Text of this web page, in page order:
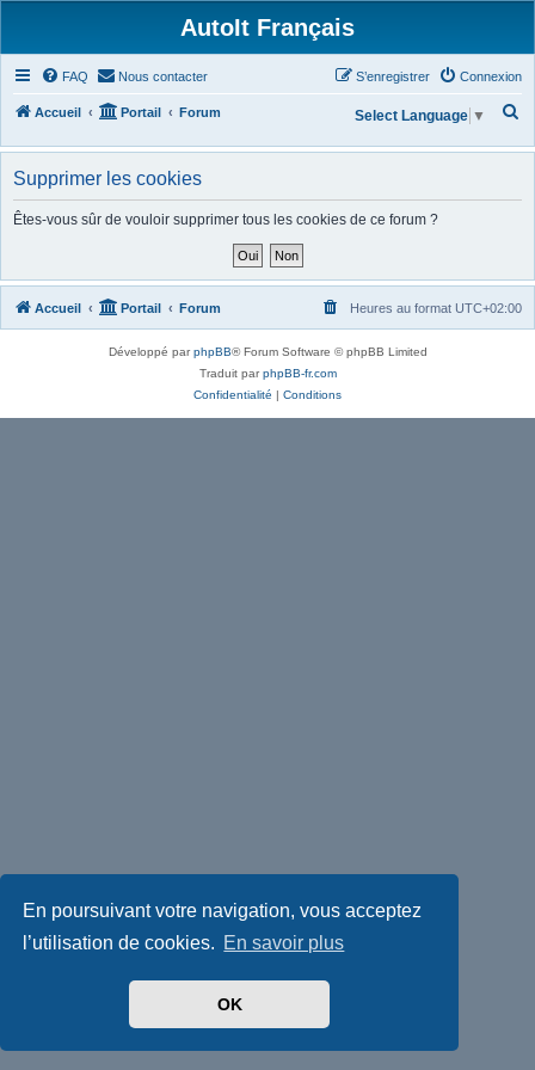
En poursuivant votre navigation, vous acceptez
l’utilisation de cookies. En savoir plus
OK
AutoIt Français
FAQ Nous contacter Connexion
S’enregistrer
Accueil Portail Forum
h
c
h
Select Language ▼
Supprimer les cookies
Êtes-vous sûr de vouloir supprimer tous les cookies de ce forum ?
Accueil Portail Forum Heures au format UTC+02:00
Développé parphpBB® Forum Software © phpBB Limited
Traduit parphpBB-fr.com
Confidentialité | Conditions